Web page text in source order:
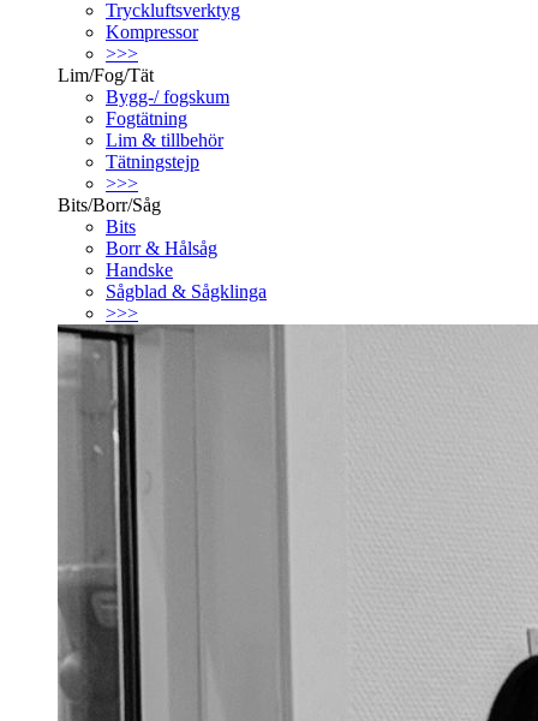
Tryckluftsverktyg
Kompressor
>>>
Lim/Fog/Tät
Bygg-/ fogskum
Fogtätning
Lim & tillbehör
Tätningstejp
>>>
Bits/Borr/Såg
Bits
Borr & Hålsåg
Handske
Sågblad & Sågklinga
>>>